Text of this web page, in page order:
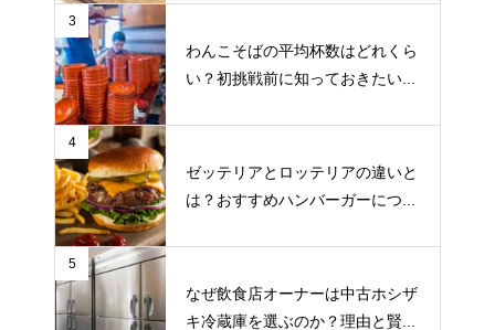
3
わんこそばの平均杯数はどれくら
い？初挑戦前に知っておきたい...
4
ゼッテリアとロッテリアの違いと
は？おすすめハンバーガーにつ...
5
なぜ飲食店オーナーは中古ホシザ
キ冷蔵庫を選ぶのか？理由と賢...